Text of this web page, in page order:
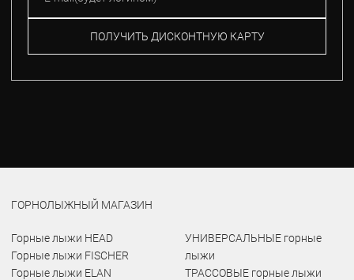
ПОЛУЧИТЬ ДИСКОНТНУЮ КАРТУ
ГОРНОЛЫЖНЫЙ МАГАЗИН
Горные лыжи HEAD
Горные лыжи FISCHER
Горные лыжи ELAN
УНИВЕРСАЛЬНЫЕ горные
лыжи
ТРАССОВЫЕ горные лыжи